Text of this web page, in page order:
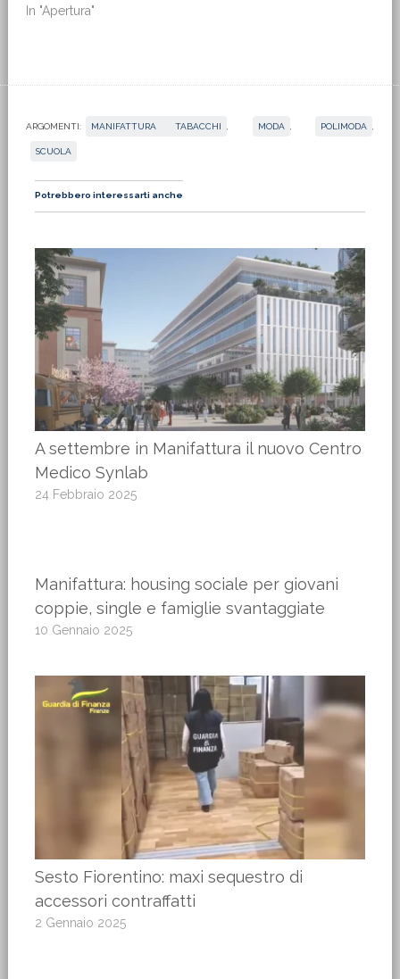
In "Apertura"
ARGOMENTI: MANIFATTURA TABACCHI MODA POLIMODA
SCUOLA
Potrebbero interessarti anche
A settembre in Manifattura il nuovo Centro
Medico Synlab
24 Febbraio 2025
Manifattura: housing sociale per giovani
coppie, single e famiglie svantaggiate
10 Gennaio 2025
Sesto Fiorentino: maxi sequestro di
accessori contraffatti
2 Gennaio 2025